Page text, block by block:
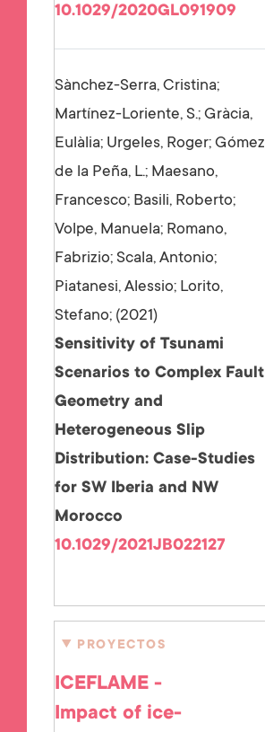
10.1029/2020GL091909
Sànchez-Serra, Cristina;
Martínez-Loriente, S.; Gràcia,
Eulàlia; Urgeles, Roger; Gómez
de la Peña, L.; Maesano,
Francesco; Basili, Roberto;
Volpe, Manuela; Romano,
Fabrizio; Scala, Antonio;
Piatanesi, Alessio; Lorito,
Stefano; 2021
Sensitivity of Tsunami
Scenarios to Complex Fault
Geometry and
Heterogeneous Slip
Distribution: Case-Studies
for SW Iberia and NW
Morocco
10.1029/2021JB022127
PROYECTOS
ICEFLAME -
Impact of ice-